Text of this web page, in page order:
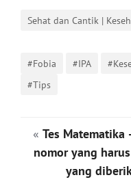
Sehat dan Cantik |
#Fobia #IPA
#Tips
« Tes Matematika
nomor yang
yang